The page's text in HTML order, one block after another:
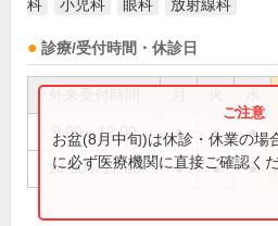
科 小児科 眼科 放射線科
診療/受付時間・休診日
9:00～12:00 ● ● ●
14:00～17:00 ● ● ●
お盆(8月中旬)は休診・休業の場
に必ず医療機関に直接ご確認くだ